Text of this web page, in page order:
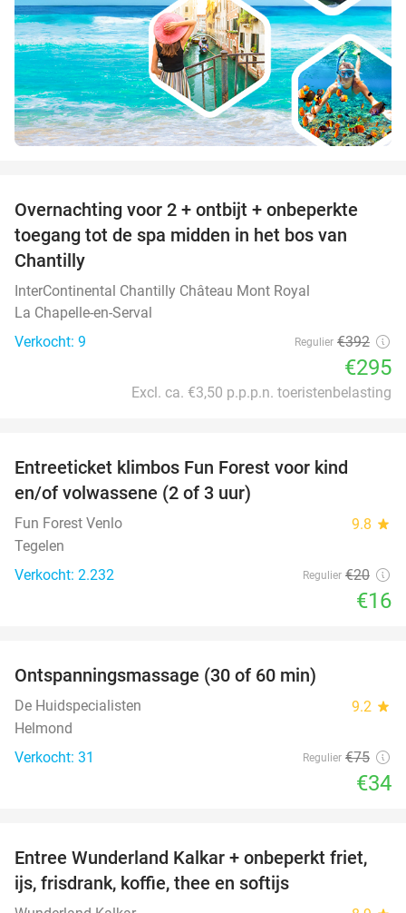
25%
Overnachting voor 2 + ontbijt + onbeperkte
toegang tot de spa midden in het bos van
Chantilly
InterContinental Chantilly Château Mont Royal
La Chapelle-en-Serval
Verkocht: 9
Regulier €392
€295
Excl. ca. €3,50 p.p.p.n. toeristenbelasting
Entreeticket klimbos Fun Forest voor kind
en/of volwassene (2 of 3 uur)
Fun Forest Venlo 9.8 star
Tegelen
Verkocht: 2.232
Regulier €20
€16
Ontspanningsmassage (30 of 60 min)
De Huidspecialisten 9.2 star
Helmond
Verkocht: 31
Regulier €75
€34
32%
Entree Wunderland Kalkar + onbeperkt friet,
ijs, frisdrank, koffie, thee en softijs